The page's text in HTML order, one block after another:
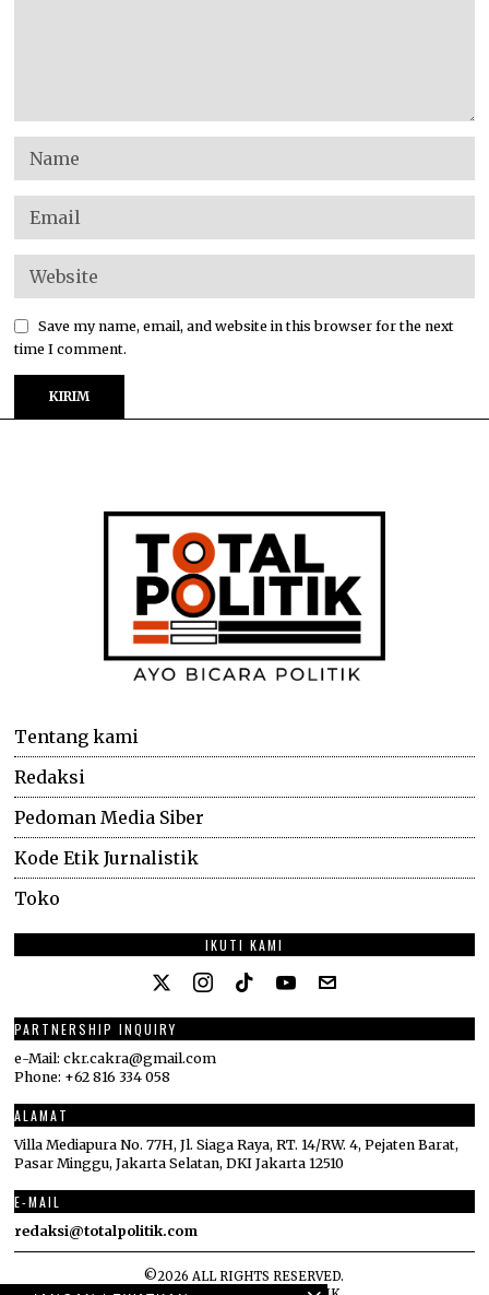
Save my name, email, and website in this browser for the next
time I comment.
Tentang kami
Redaksi
Pedoman Media Siber
Kode Etik Jurnalistik
Toko
IKUTI KAMI
PARTNERSHIP INQUIRY
e-Mail: ckr.cakra@gmail.com
Phone: +62 816 334 058
ALAMAT
Villa Mediapura No. 77H, Jl. Siaga Raya, RT. 14/RW. 4, Pejaten Barat,
Pasar Minggu, Jakarta Selatan, DKI Jakarta 12510
E-MAIL
redaksi@totalpolitik.com
©2026 ALL RIGHTS RESERVED.